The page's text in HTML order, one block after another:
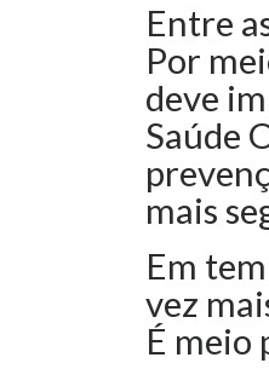
Entre
Por
deve
Saúde
mais
Em
vez
É meio